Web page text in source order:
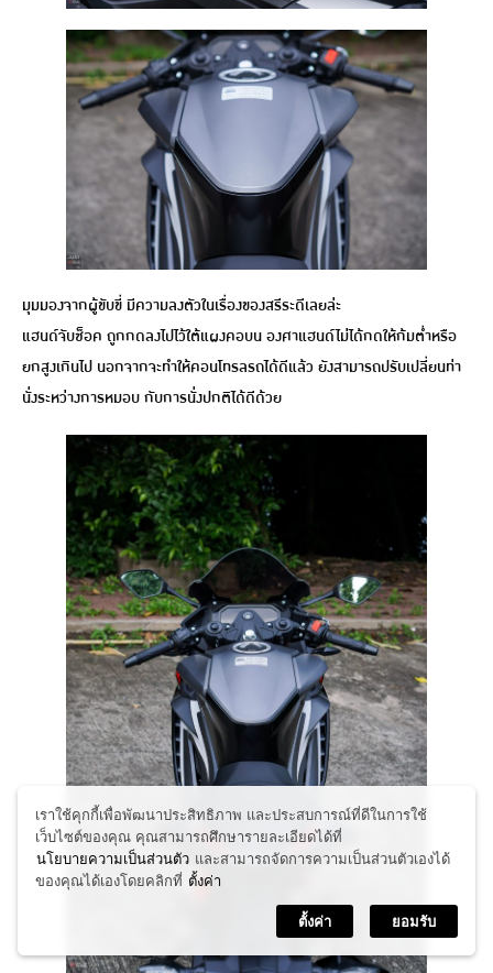
มุมมองจากผู้ขับขี่ มีความลงตัวในเรื่องของสรีระดีเลยล่ะ
แฮนด์จับช็อค ถูกกดลงไปไว้ใต้แผงคอบน องศาแฮนด์ไม่ได้กดให้ก้มต่ำหรือ
ยกสูงเกินไป นอกจากจะทำให้คอนโทรลรถได้ดีแล้ว ยังสามารถปรับเปลี่ยนท่า
นั่งระหว่างการหมอบ กับการนั่งปกติได้ดีด้วย
เราใช้คุกกี้เพื่อพัฒนาประสิทธิภาพ และประสบการณ์ที่ดีในการใช้
เว็บไซต์ของคุณ คุณสามารถศึกษารายละเอียดได้ที่
นโยบายความเป็นส่วนตัว และสามารถจัดการความเป็นส่วนตัวเองได้
ของคุณได้เองโดยคลิกที่ ตั้งค่า
ตั้งค่า ยอมรับ